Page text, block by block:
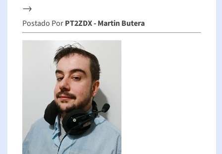
→
Postado PorPT2ZDX - Martin Butera